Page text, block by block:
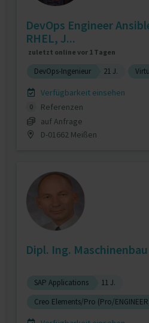
DevOps Engineer
RHEL, J...
zuletzt online vor 1 Tagen
DevOps-Ingenieur 21 J.
Verfügbarkeit einsehen
0
Referenzen
auf Anfrage
D-01662 Meißen
Dipl. Ing. Maschinenbau
SAP Applications
11 J.
Creo Elements/Pro (Pro/